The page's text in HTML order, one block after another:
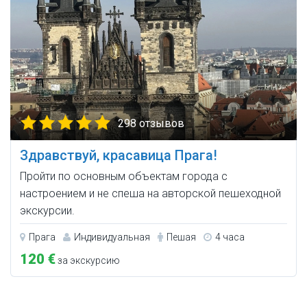
298 отзывов
Здравствуй, красавица Прага!
Пройти по основным объектам города с
настроением и не спеша на авторской пешеходной
экскурсии.
Прага Индивидуальная Пешая 4 часа
120 €за экскурсию